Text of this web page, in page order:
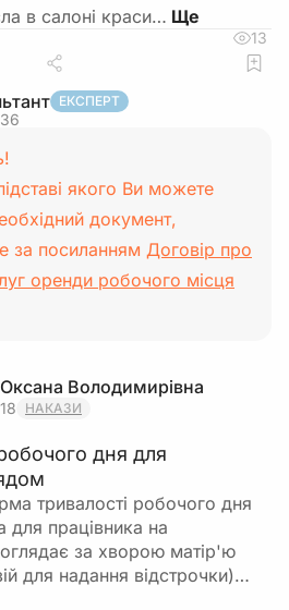
в салоні краси…
13
ЕКСПЕРТ
якого Ви можете
документ,
за посиланням Договір про
оренди робочого місця
Володимирівна
НАКАЗИ
дня для
тривалості робочого дня
для працівника на
за хворою матір'ю
для надання відстрочки)…